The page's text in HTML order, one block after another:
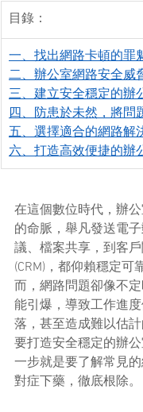
目錄：
一、找出網路卡頓的罪
二、辦公室網路安全威
三、建立安全穩定的辦
四、防患於未然，將問
五、選擇適合的網路解
六、打造高效便捷的辦
在這個數位時代，辦
的命脈，舉凡發送電
議、檔案共享，到客
(CRM)，都仰賴穩定可
而，網路問題卻像不
能引爆，導致工作進
落，甚至造成難以估
要打造安全穩定的辦
一步就是要了解常見
對症下藥，徹底根除。